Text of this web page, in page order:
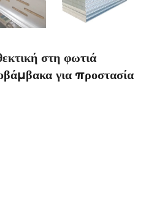
στη φωτιά
για προστασία